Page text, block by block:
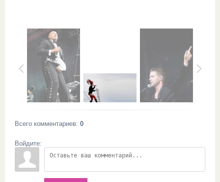
Всего комментариев: 0
Войдите: